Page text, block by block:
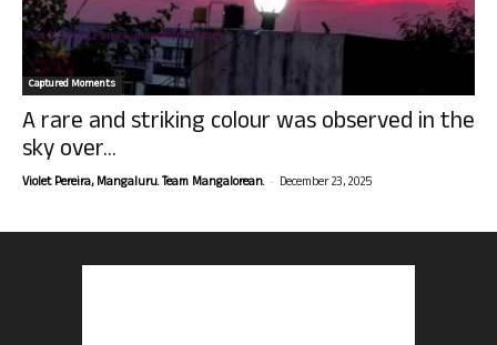
Captured Moments
A rare and striking colour was observed in the
sky over...
Violet Pereira, Mangaluru. Team Mangalorean. - December 23, 2025